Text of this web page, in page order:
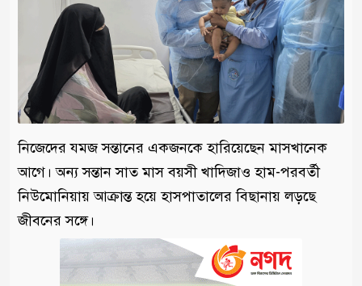
নিজেদের যমজ সন্তানের একজনকে হারিয়েছেন মাসখানেক
আগে। অন্য সন্তান সাত মাস বয়সী খাদিজাও হাম-পরবর্তী
নিউমোনিয়ায় আক্রান্ত হয়ে হাসপাতালের বিছানায় লড়ছে
জীবনের সঙ্গে।